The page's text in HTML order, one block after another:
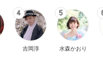
4
吉岡淳
5
水森かおり